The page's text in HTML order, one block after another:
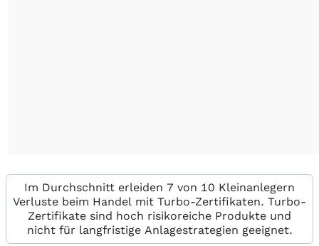
Im Durchschnitt erleiden 7 von 10 Kleinanlegern
Verluste beim Handel mit Turbo-Zertifikaten. Turbo-
Zertifikate sind hoch risikoreiche Produkte und
nicht für langfristige Anlagestrategien geeignet.